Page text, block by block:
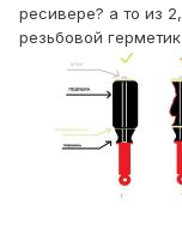
ресивере? а то из
резьбовой